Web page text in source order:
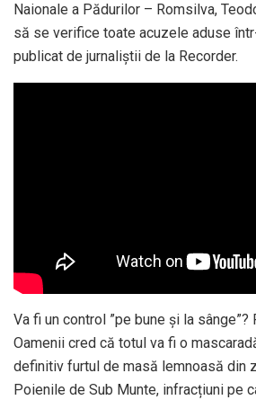
Naionale a Pădurilor – Romsilva,
să se verifice toate acuzele aduse
publicat de jurnaliștii de la Recorder.
Va fi un control ”pe bune și la sânge”?
Oamenii cred că totul va fi o
definitiv furtul de masă lemnoasă din
Poienile de Sub Munte, infracțiuni pe